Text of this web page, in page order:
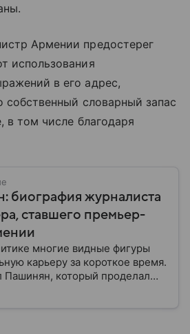
Армении предостерег
использования
в его адрес,
собственный словарный запас
в том числе благодаря
биография журналиста
ставшего премьер-
многие видные фигуры
карьеру за короткое время.
который проделал
оппозиционера до главы